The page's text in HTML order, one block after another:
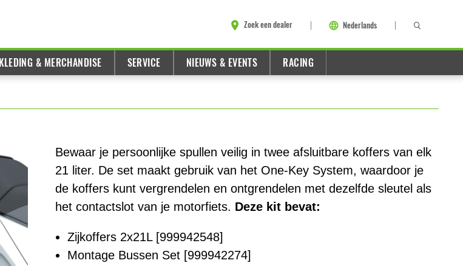
Zoek een dealer Nederlands
KLEDING & MERCHANDISE SERVICE NIEUWS & EVENTS RACING
Bewaar je persoonlijke spullen veilig in twee afsluitbare koffers van elk
21 liter. De set maakt gebruik van het One-Key System, waardoor je
de koffers kunt vergrendelen en ontgrendelen met dezelfde sleutel als
het contactslot van je motorfiets. Deze kit bevat:
Zijkoffers 2x21L [999942548]
Montage Bussen Set [999942274]